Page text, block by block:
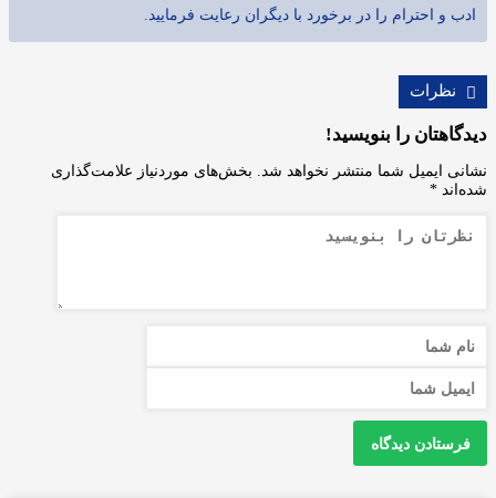
ادب و احترام را در برخورد با دیگران رعایت فرمایید.
نظرات
دیدگاهتان را بنویسید!
نشانی ایمیل شما منتشر نخواهد شد. بخش‌های موردنیاز علامت‌گذاری
شده‌اند *